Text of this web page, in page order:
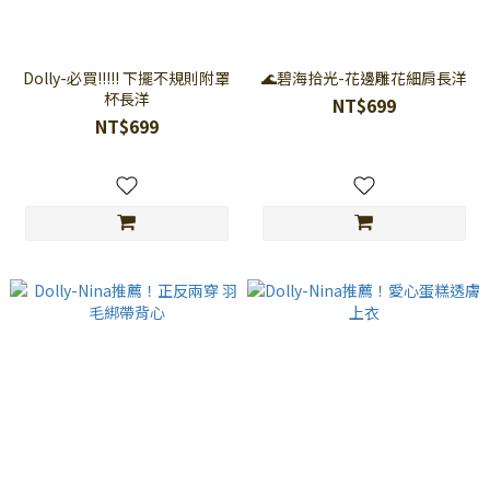
Dolly-必買!!!!! 下擺不規則附罩
杯長洋
NT$699
🌊碧海拾光-花邊雕花細肩長洋
NT$699